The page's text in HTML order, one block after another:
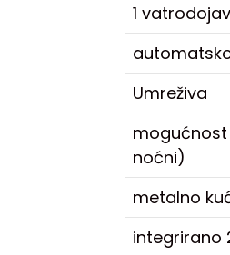
1
Umreživa
noćni)
metalno
integrirano